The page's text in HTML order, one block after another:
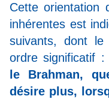
Cette orientation
inhérentes est
suivants, dont
ordre significatif :
le Brahman,
désire plus,